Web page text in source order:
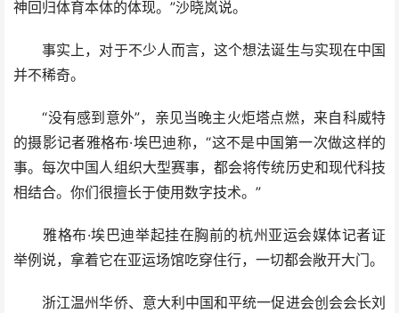
神回归体育本体的体现。”沙晓岚说。
事实上，对于不少人而言，这个想法诞生与实现在中国
并不稀奇。
“没有感到意外”，亲见当晚主火炬塔点燃，来自科威特
的摄影记者雅格布·埃巴迪称，“这不是中国第一次做这样的
事。每次中国人组织大型赛事，都会将传统历史和现代科技
相结合。你们很擅长于使用数字技术。”
雅格布·埃巴迪举起挂在胸前的杭州亚运会媒体记者证
举例说，拿着它在亚运场馆吃穿住行，一切都会敞开大门。
浙江温州华侨、意大利中国和平统一促进会创会会长刘